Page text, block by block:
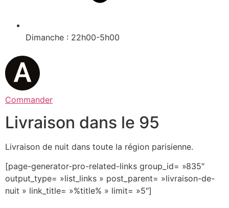
Dimanche : 22h00-5h00
Commander
Livraison dans le 95
Livraison de nuit dans toute la région parisienne.
[page-generator-pro-related-links group_id= »835″
output_type= »list_links » post_parent= »livraison-de-
nuit » link_title= »%title% » limit= »5″]